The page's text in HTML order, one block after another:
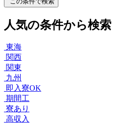
人気の条件から検索
東海
関西
関東
九州
即入寮OK
期間工
寮あり
高収入